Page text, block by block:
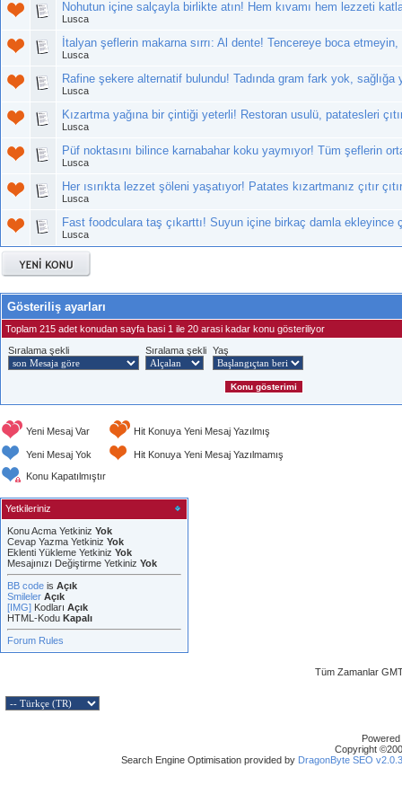
Nohutun içine salçayla birlikte atın! Hem kıvamı hem lezzeti
Lusca
İtalyan şeflerin makarna sırrı: Al dente! Tencereye boca
Lusca
Rafine şekere alternatif bulundu! Tadında gram fark yok, sağlığa
Lusca
Kızartma yağına bir çintiği yeterli! Restoran usulü, patatesleri
Lusca
Püf noktasını bilince karnabahar koku yaymıyor! Tüm şeflerin
Lusca
Her ısırıkta lezzet şöleni yaşatıyor! Patates kızartmanız çıtır
Lusca
Fast foodculara taş çıkarttı! Suyun içine birkaç damla ekleyince
Lusca
Gösteriliş ayarları
Toplam 215 adet konudan sayfa basi 1 ile 20 arasi kadar konu gösteriliyor
Sıralama şekli
Sıralama şekli Yaş
Yeni Mesaj Var Hit Konuya Yeni Mesaj Yazılmış
Yeni Mesaj Yok
Hit Konuya Yeni Mesaj Yazılmamış
Konu Kapatılmıştır
Yetkileriniz
Konu Acma Yetkiniz Yok
Cevap Yazma Yetkiniz Yok
Eklenti Yükleme Yetkiniz Yok
Mesajınızı Değiştirme Yetkiniz Yok
BB code is Açık
Smileler Açık
[IMG] Kodları Açık
HTML-Kodu Kapalı
Forum Rules
Tüm Zamanlar
Copyright
Search Engine Optimisation provided by DragonByte SEO